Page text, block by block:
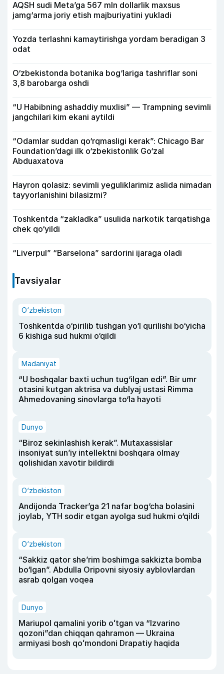
AQSH sudi Meta’ga 567 mln dollarlik maxsus
jamg‘arma joriy etish majburiyatini yukladi
Yozda terlashni kamaytirishga yordam beradigan 3
odat
O‘zbekistonda botanika bog‘lariga tashriflar soni
3,8 barobarga oshdi
“U Habibning ashaddiy muxlisi” — Trampning sevimli
jangchilari kim ekani aytildi
“Odamlar suddan qo‘rqmasligi kerak”: Chicago Bar
Foundation’dagi ilk o‘zbekistonlik Go‘zal
Abduaxatova
Hayron qolasiz: sevimli yeguliklarimiz aslida nimadan
tayyorlanishini bilasizmi?
Toshkentda “zakladka” usulida narkotik tarqatishga
chek qo‘yildi
“Liverpul” “Barselona” sardorini ijaraga oladi
Tavsiyalar
O‘zbekiston
Toshkentda o‘pirilib tushgan yo‘l qurilishi bo‘yicha
6 kishiga sud hukmi o‘qildi
Madaniyat
“U boshqalar baxti uchun tug‘ilgan edi”. Bir umr
otasini kutgan aktrisa va dublyaj ustasi Rimma
Ahmedovaning sinovlarga to‘la hayoti
Dunyo
“Biroz sekinlashish kerak”. Mutaxassislar
insoniyat sun’iy intellektni boshqara olmay
qolishidan xavotir bildirdi
O‘zbekiston
Andijonda Tracker’ga 21 nafar bog‘cha bolasini
joylab, YTH sodir etgan ayolga sud hukmi o‘qildi
O‘zbekiston
“Sakkiz qator she’rim boshimga sakkizta bomba
bo‘lgan”. Abdulla Oripovni siyosiy ayblovlardan
asrab qolgan voqea
Dunyo
Mariupol qamalini yorib oʻtgan va “Izvarino
qozoni”dan chiqqan qahramon — Ukraina
armiyasi bosh qoʻmondoni Drapatiy haqida